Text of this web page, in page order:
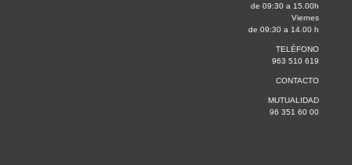
de 09:30 a 15.00h
Viernes
de 09:30 a 14.00 h
TELÉFONO
963 510 619
CONTACTO
MUTUALIDAD
96 351 60 00